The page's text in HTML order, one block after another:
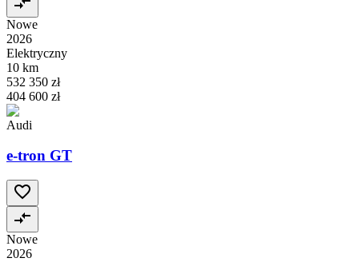
Nowe
2026
Elektryczny
10 km
532 350 zł
404 600 zł
Audi
e-tron GT
Nowe
2026